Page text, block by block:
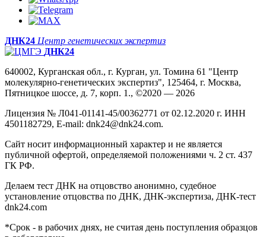
ДНК24 Центр генетических экспертиз
ДНК24
640002, Курганская обл., г. Курган, ул. Томина 61 "Центр
молекулярно-генетических экспертиз", 125464, г. Москва,
Пятницкое шоссе, д. 7, корп. 1., ©2020 — 2026
Лицензия № Л041-01141-45/00362771 от 02.12.2020 г. ИНН
4501182729, E-mail: dnk24@dnk24.com.
Сайт носит информационный характер и не является
публичной офертой, определяемой положениями ч. 2 ст. 437
ГК РФ.
Делаем тест ДНК на отцовство анонимно, судебное
установление отцовства по ДНК, ДНК-экспертиза, ДНК-тест
dnk24.com
*Срок - в рабочих днях, не считая день поступления образцов